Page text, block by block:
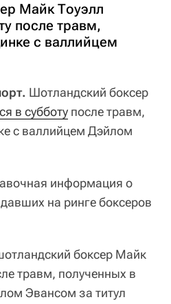
Майк Тоуэлл
после травм,
с валлийцем
Шотландский боксер
в субботу после травм,
с валлийцем Дэйлом
информация о
на ринге боксеров
боксер Майк
травм, полученных в
Эвансом за титул